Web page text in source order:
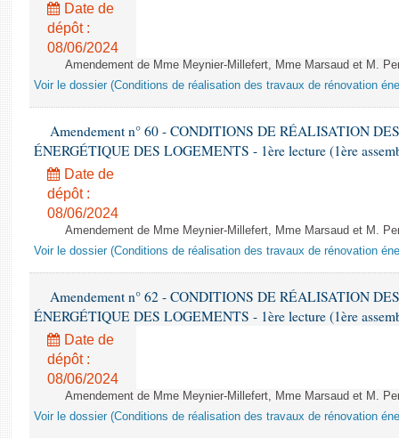
Date de
dépôt :
08/06/2024
Amendement de Mme Meynier-Millefert, Mme Marsaud et M.
Voir le dossier (Conditions de réalisation des travaux de rénovation
Amendement n° 60 - CONDITIONS DE RÉALISATION
ÉNERGÉTIQUE DES LOGEMENTS - 1ère lecture (1ère
Date de
dépôt :
08/06/2024
Amendement de Mme Meynier-Millefert, Mme Marsaud et M.
Voir le dossier (Conditions de réalisation des travaux de rénovation
Amendement n° 62 - CONDITIONS DE RÉALISATION
ÉNERGÉTIQUE DES LOGEMENTS - 1ère lecture (1ère
Date de
dépôt :
08/06/2024
Amendement de Mme Meynier-Millefert, Mme Marsaud et M.
Voir le dossier (Conditions de réalisation des travaux de rénovation